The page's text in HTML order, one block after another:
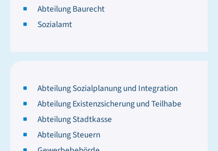
Abteilung Baurecht
Sozialamt
Abteilung Sozialplanung und Integration
Abteilung Existenzsicherung und Teilhabe
Abteilung Stadtkasse
Abteilung Steuern